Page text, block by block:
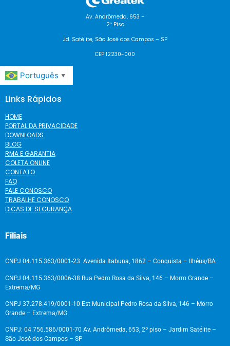
Av. Andrômeda, 653 –
2º Piso
Jd. Satélite, São José dos Campos – SP
CEP 12230-000
Português ▼
Links Rápidos
HOME
PORTAL DA PRIVACIDADE
DOWNLOADS
BLOG
RMA E GARANTIA
COLETA ONLINE
CONTATO
FAQ
FALE CONOSCO
TRABALHE CONOSCO
DICAS DE SEGURANÇA
Filiais
CNPJ 04.115.363/0001-23 Avenida Itabuna, 1862 – Conquista – Ilhéus/BA
CNPJ 04.115.363/0006-38 Rua Pedro Rosa da Silva, 146 – Morro Grande –
Extrema/MG
CNPJ 37.278.419/0001-10 Est Municipal Pedro Rosa da Silva, 146 – Morro
Grande – Extrema/MG
CNPJ: 04.756.586/0001-70 Av. Andrômeda, 653, 2º piso – Jardim Satélite –
São José dos Campos – SP